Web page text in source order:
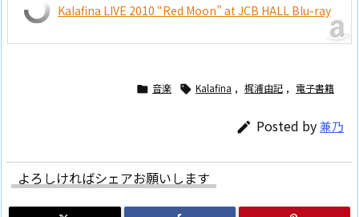
Kalafina LIVE 2010 “Red Moon” at JCB HALL Blu-ray
 音楽  Kalafina , 梶浦由記 , 電子書籍
 Posted by兼乃
よろしければシェアお願いします